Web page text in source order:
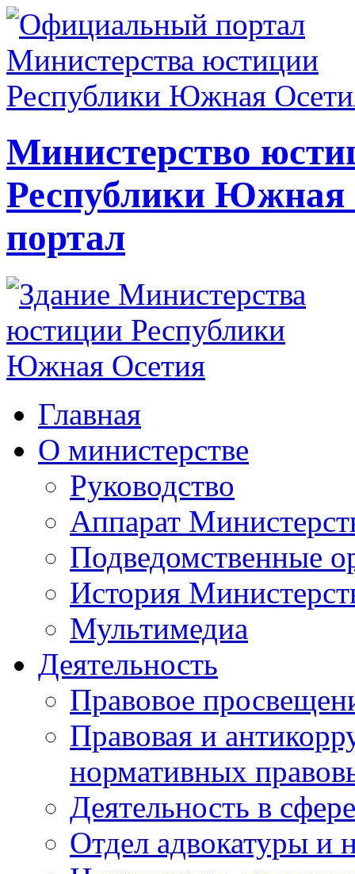
Министерство
Республики
портал
Главная
О министерстве
Руководство
Аппарат
Подведомственные
История
Мультимедиа
Деятельность
Правовое
Правовая и
нормативных
Деятельность в
Отдел адвокатуры и